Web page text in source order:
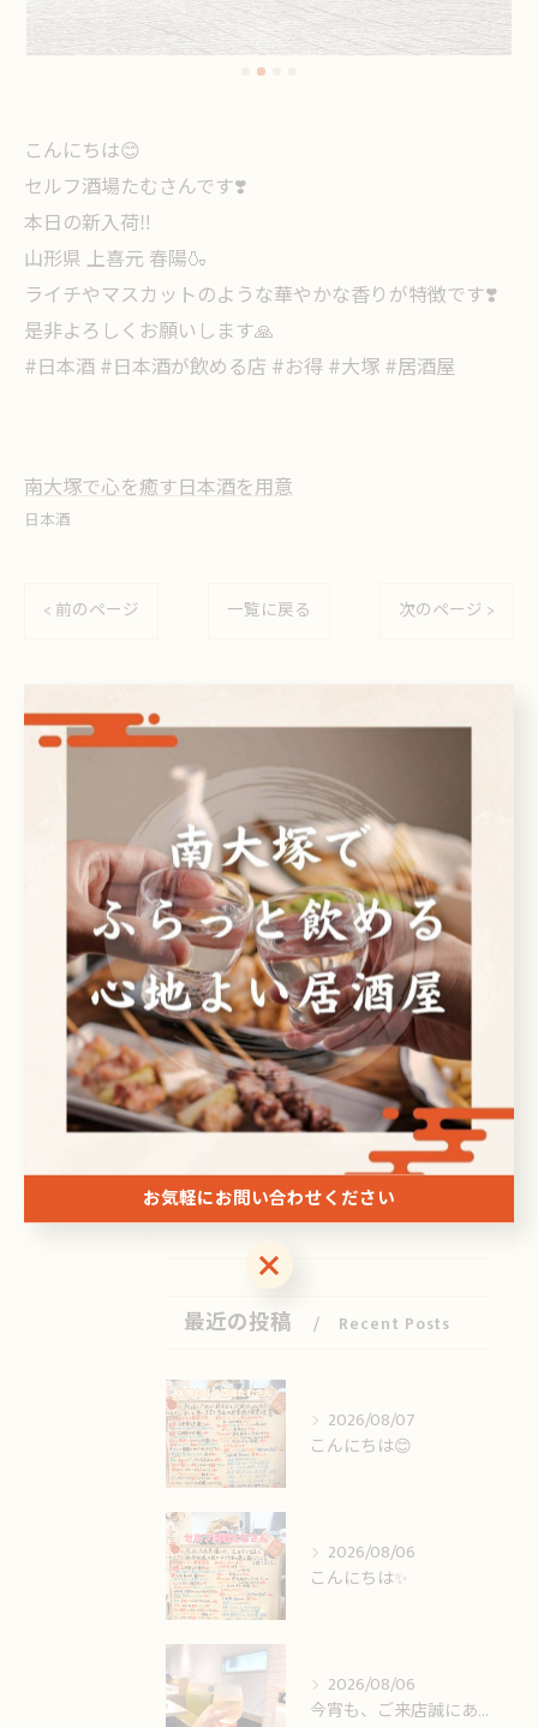
こんにちは😊
セルフ酒場たむさんです❣️
本日の新入荷‼️
山形県 上喜元 春陽🍶
ライチやマスカットのような華やかな香りが特徴です❣️
是非よろしくお願いします🙏
#日本酒 #日本酒が飲める店 #お得 #大塚 #居酒屋
南大塚で心を癒す日本酒を用意
日本酒
< 前のページ 一覧に戻る 次のページ >
#居酒屋
カテゴリー Categories
全てのカテゴリー
日本酒
ビール
焼酎
ドリンク
最近の投稿 Recent Posts
2026/08/07
こんにちは😊
2026/08/06
こんにちは✨️
2026/08/06
今宵も、ご来店誠にありがとうございました🙏
お気軽にお問い合わせください
お気軽にお問い合わせください